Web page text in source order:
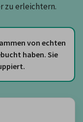
zu erleichtern.
von echten
haben. Sie